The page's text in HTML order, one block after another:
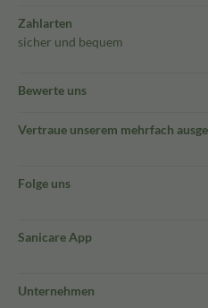
Zahlarten
sicher und bequem
Bewerte uns
Vertraue unserem mehrfach
Folge uns
Sanicare App
Unternehmen